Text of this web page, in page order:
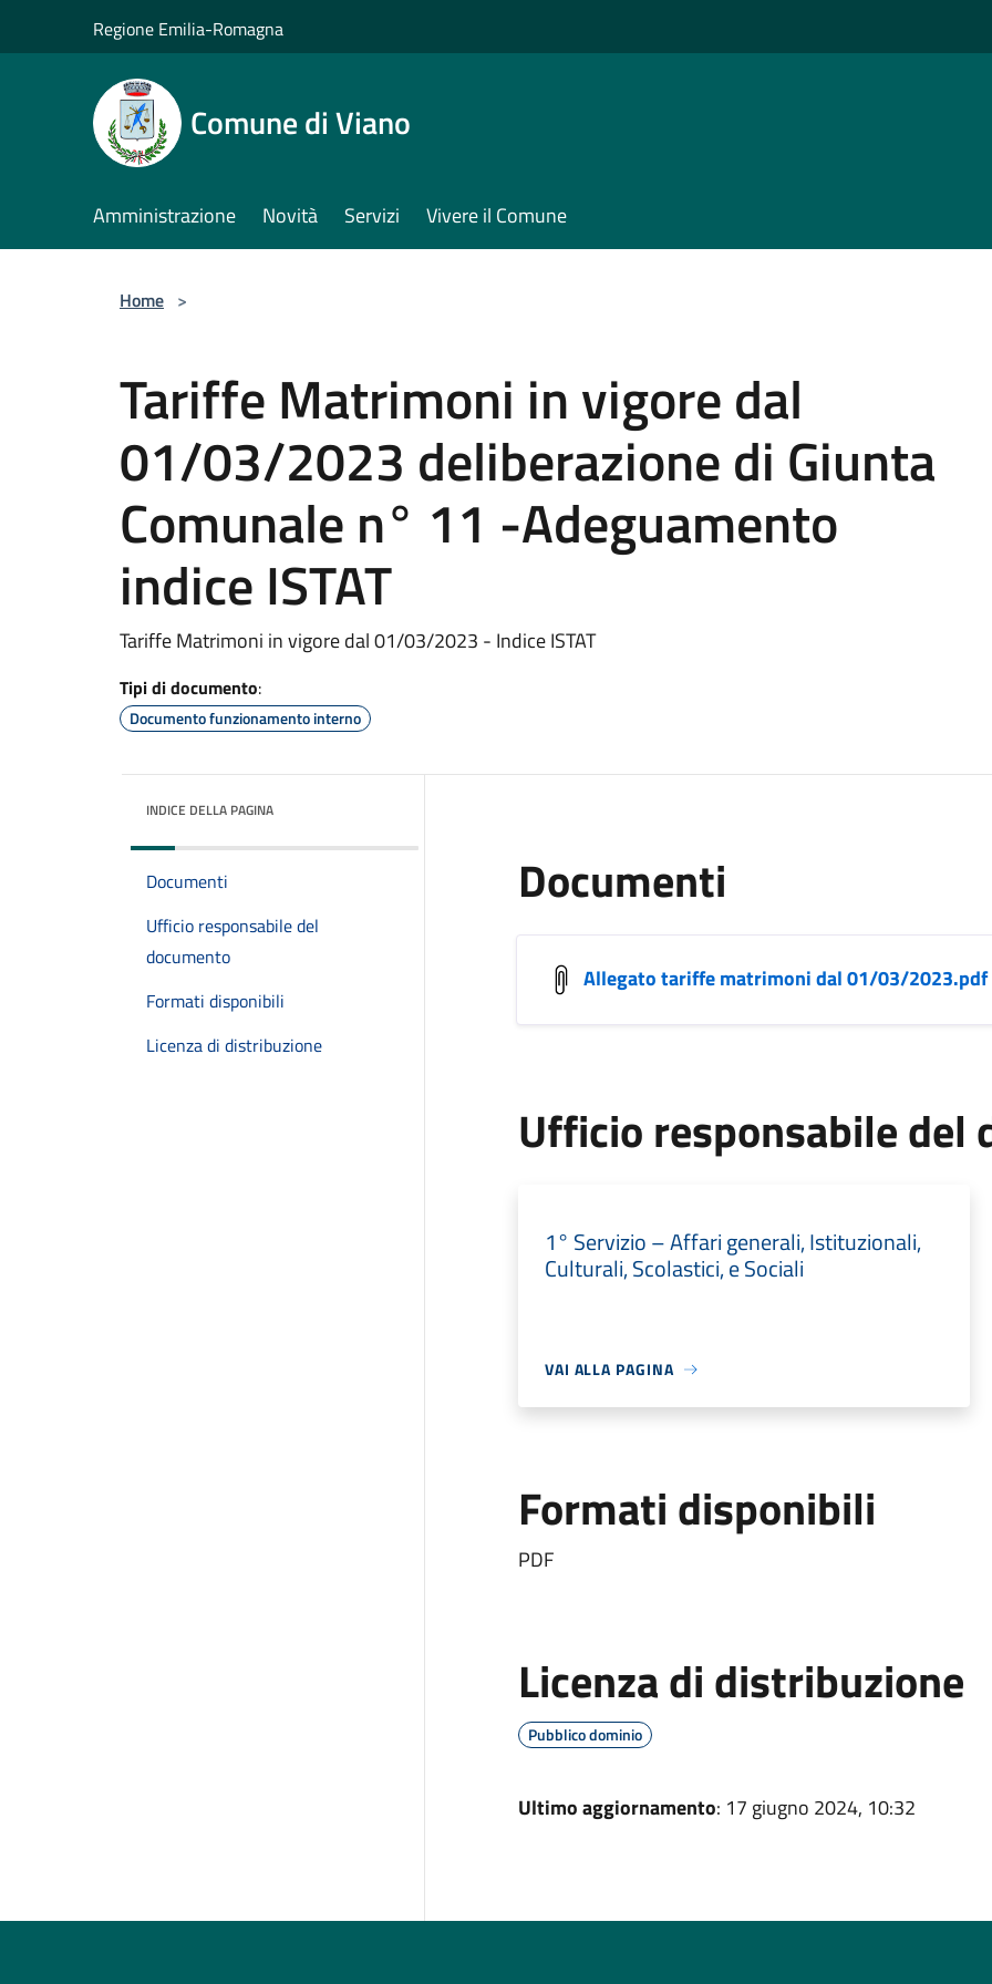
Regione Emilia-Romagna
Comune di Viano
Amministrazione Novità Servizi Vivere il Comune
Home >
Tariffe Matrimoni in vigore dal
01/03/2023 deliberazione di Giunta
Comunale n° 11 -Adeguamento
indice ISTAT
Tariffe Matrimoni in vigore dal 01/03/2023 - Indice ISTAT
Tipi di documento:
Documento funzionamento interno
INDICE DELLA PAGINA
Documenti
Ufficio responsabile del
documento
Formati disponibili
Licenza di distribuzione
Documenti
Allegato tariffe matrimoni dal 01/03/2023.pdf
Ufficio responsabile del
1° Servizio – Affari generali, Istituzionali,
Culturali, Scolastici, e Sociali
VAI ALLA PAGINA
Formati disponibili
PDF
Licenza di distribuzione
Pubblico dominio
Ultimo aggiornamento: 17 giugno 2024, 10:32